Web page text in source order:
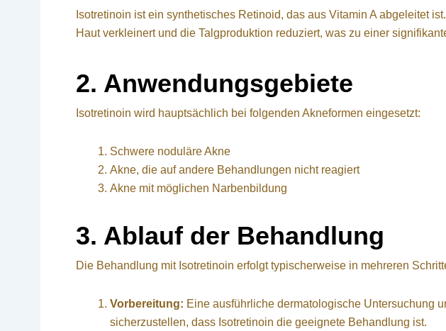
Isotretinoin ist ein synthetisches Retinoid, das aus Vitamin A abgeleitet
Haut verkleinert und die Talgproduktion reduziert, was zu einer
2. Anwendungsgebiete
Isotretinoin wird hauptsächlich bei folgenden Akneformen eingesetzt:
Schwere noduläre Akne
Akne, die auf andere Behandlungen nicht reagiert
Akne mit möglichen Narbenbildung
3. Ablauf der Behandlung
Die Behandlung mit Isotretinoin erfolgt typischerweise in mehreren
Vorbereitung: Eine ausführliche dermatologische Untersuchung
sicherzustellen, dass Isotretinoin die geeignete Behandlung ist.